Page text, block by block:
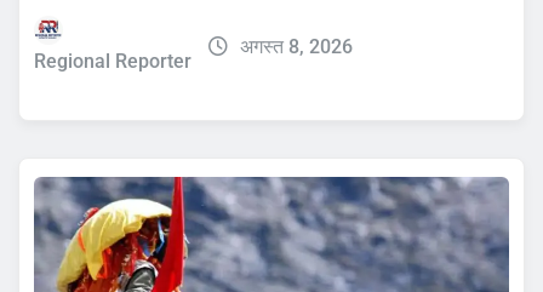
Regional Reporter
अगस्त 8, 2026